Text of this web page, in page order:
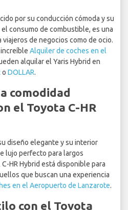
por su conducción cómoda y su
consumo de combustible, es una
de negocios como de ocio.
Alquiler de coches en el
alquilar el Yaris Hybrid en
o DOLLAR.
comodidad
el Toyota C-HR
diseño elegante y su interior
lujo perfecto para largos
HR Hybrid está disponible para
que buscan una experiencia
en el Aeropuerto de Lanzarote.
con el Toyota